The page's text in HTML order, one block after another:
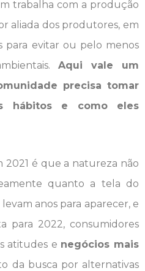
trabalha com a produção
aliada dos produtores, em
para evitar ou pelo menos
Aqui vale um
precisa tomar
hábitos e como eles
2021 é que a natureza não
quanto a tela do
anos para aparecer, e
para 2022, consumidores
atitudes e negócios mais
da busca por alternativas